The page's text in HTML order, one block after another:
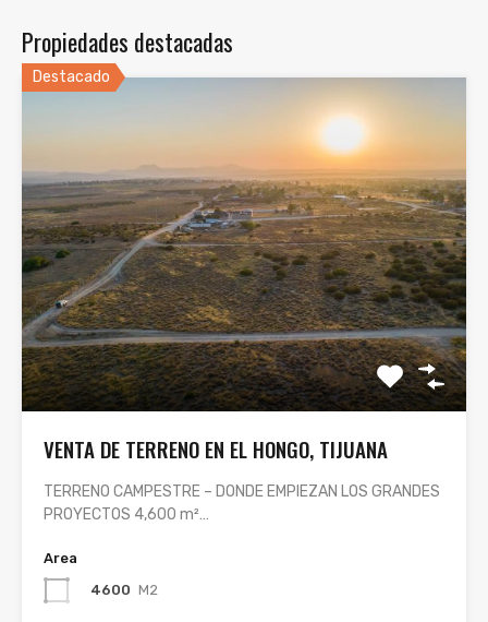
Propiedades destacadas
Destacado
VENTA DE TERRENO EN EL HONGO, TIJUANA
TERRENO CAMPESTRE – DONDE EMPIEZAN LOS GRANDES
PROYECTOS 4,600 m²…
Area
4600 M2